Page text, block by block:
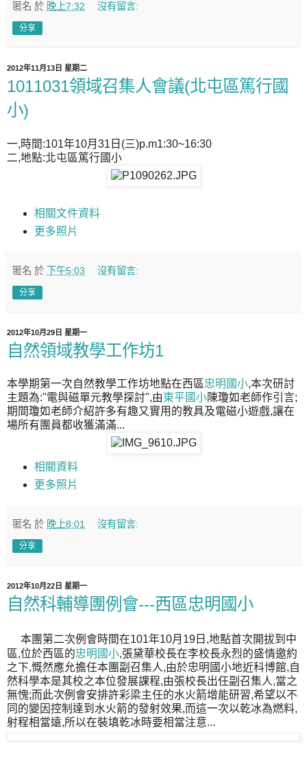
匿名 於 晚上7:32 沒有留言:
分享
2012年11月13日 星期二
1011031領域召集人會議(北屯區篤行國
小)
一,時間:101年10月31日(三)p.m1:30~16:30
二,地點:北屯區篤行國小
相關文件資料
更多照片
匿名 於 下午5:03 沒有留言:
分享
2012年10月29日 星期一
自然領域教學工作坊1
本學期第一次自然教學工作坊地點在西區忠明國小,本次研討
主題為:"電與磁單元教學探討",由東平國小陳瓊如老師作引言;
期間瓊如老師介紹許多有趣又實用的教具及電磁小遊戲,讓在
場所有團員都收獲滿滿...
相關資料
更多照片
匿名 於 晚上8:01 沒有留言:
分享
2012年10月22日 星期一
自然科輔導團例會---西區忠明國小
本團第二次例會時間在101年10月19日,地點首次開拔到中
區,位於西區的忠明國小,張黛華校長在李校長永烈的盛情邀約
之下,慨然應允擔任本團副召集人,由於忠明國小地近科博館,自
然科學本是其校之本位發展課程,由張校長出任副召集人,當之
無愧;而此次例會安排許彩梁主任的水火箭增能研習,希望以不
同的變因控制達到水火箭的發射效果,而這一次以乾冰為燃料,
射程相當遠,所以在裝填乾冰時要相當注意...